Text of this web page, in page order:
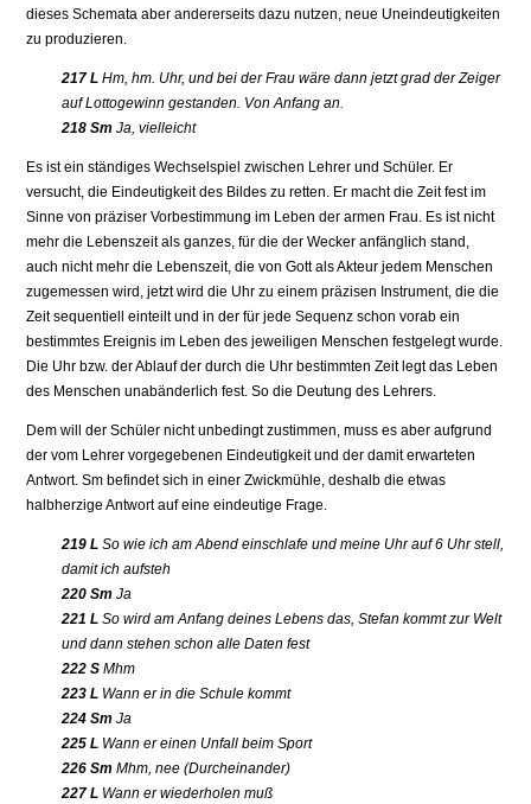
dieses Schemata aber andererseits dazu nutzen, neue Uneindeutigkeiten
zu produzieren.
217 L Hm, hm. Uhr, und bei der Frau wäre dann jetzt grad der Zeiger
auf Lottogewinn gestanden. Von Anfang an.
218 Sm Ja, vielleicht
Es ist ein ständiges Wechselspiel zwischen Lehrer und Schüler. Er
versucht, die Eindeutigkeit des Bildes zu retten. Er macht die Zeit fest im
Sinne von präziser Vorbestimmung im Leben der armen Frau. Es ist nicht
mehr die Lebenszeit als ganzes, für die der Wecker anfänglich stand,
auch nicht mehr die Lebenszeit, die von Gott als Akteur jedem Menschen
zugemessen wird, jetzt wird die Uhr zu einem präzisen Instrument, die die
Zeit sequentiell einteilt und in der für jede Sequenz schon vorab ein
bestimmtes Ereignis im Leben des jeweiligen Menschen festgelegt wurde.
Die Uhr bzw. der Ablauf der durch die Uhr bestimmten Zeit legt das Leben
des Menschen unabänderlich fest. So die Deutung des Lehrers.
Dem will der Schüler nicht unbedingt zustimmen, muss es aber aufgrund
der vom Lehrer vorgegebenen Eindeutigkeit und der damit erwarteten
Antwort. Sm befindet sich in einer Zwickmühle, deshalb die etwas
halbherzige Antwort auf eine eindeutige Frage.
219 L So wie ich am Abend einschlafe und meine Uhr auf 6 Uhr stell,
damit ich aufsteh
220 Sm Ja
221 L So wird am Anfang deines Lebens das, Stefan kommt zur Welt
und dann stehen schon alle Daten fest
222 S Mhm
223 L Wann er in die Schule kommt
224 Sm Ja
225 L Wann er einen Unfall beim Sport
226 Sm Mhm, nee (Durcheinander)
227 L Wann er wiederholen muß